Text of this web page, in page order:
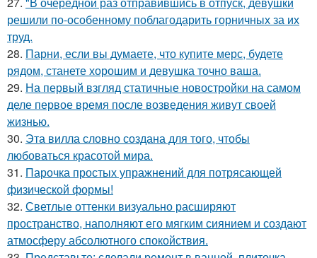
решили по-особенному поблагодарить горничных за их
труд.
28. Парни, если вы думаете, что купите мерс, будете
рядом, станете хорошим и девушка точно ваша.
29. На первый взгляд статичные новостройки на самом
деле первое время после возведения живут своей
жизнью.
30. Эта вилла словно создана для того, чтобы
любоваться красотой мира.
31. Парочка простых упражнений для потрясающей
физической формы!
32. Светлые оттенки визуально расширяют
пространство, наполняют его мягким сиянием и создают
атмосферу абсолютного спокойствия.